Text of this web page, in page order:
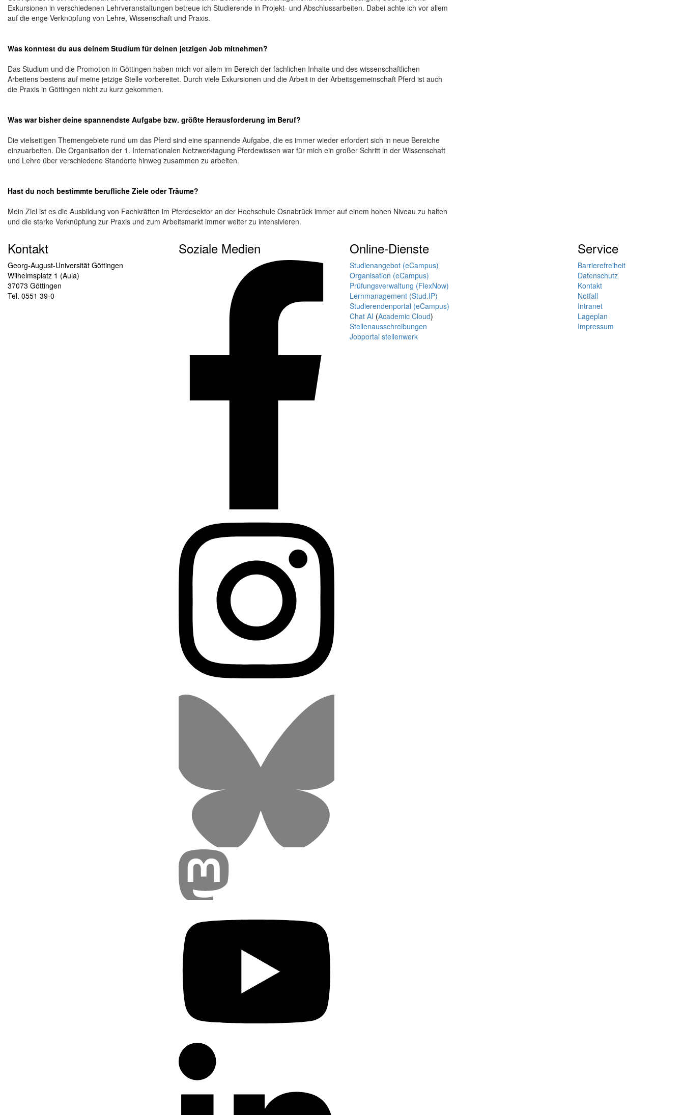
Exkursionen in verschiedenen Lehrveranstaltungen betreue ich Studierende in Projekt- und Abschlussarbeiten. Dabei achte ich vor allem
auf die enge Verknüpfung von Lehre, Wissenschaft und Praxis.
Was konntest du aus deinem Studium für deinen jetzigen Job mitnehmen?
Das Studium und die Promotion in Göttingen haben mich vor allem im Bereich der fachlichen Inhalte und des wissenschaftlichen
Arbeitens bestens auf meine jetzige Stelle vorbereitet. Durch viele Exkursionen und die Arbeit in der Arbeitsgemeinschaft Pferd ist auch
die Praxis in Göttingen nicht zu kurz gekommen.
Was war bisher deine spannendste Aufgabe bzw. größte Herausforderung im Beruf?
Die vielseitigen Themengebiete rund um das Pferd sind eine spannende Aufgabe, die es immer wieder erfordert sich in neue Bereiche
einzuarbeiten. Die Organisation der 1. Internationalen Netzwerktagung Pferdewissen war für mich ein großer Schritt in der Wissenschaft
und Lehre über verschiedene Standorte hinweg zusammen zu arbeiten.
Hast du noch bestimmte berufliche Ziele oder Träume?
Mein Ziel ist es die Ausbildung von Fachkräften im Pferdesektor an der Hochschule Osnabrück immer auf einem hohen Niveau zu halten
und die starke Verknüpfung zur Praxis und zum Arbeitsmarkt immer weiter zu intensivieren.
Kontakt
Georg-August-Universität Göttingen
Wilhelmsplatz 1 (Aula)
37073 Göttingen
Tel. 0551 39-0
Soziale Medien Online-Dienste
Studienangebot (eCampus)
Organisation (eCampus)
Prüfungsverwaltung (FlexNow)
Lernmanagement (Stud.IP)
Studierendenportal (eCampus)
Chat AI (Academic Cloud)
Stellenausschreibungen
Jobportal stellenwerk
Service
Barrierefreiheit
Datenschutz
Kontakt
Notfall
Intranet
Lageplan
Impressum